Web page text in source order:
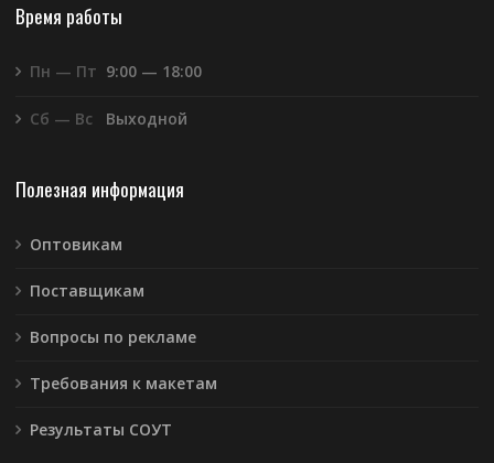
Время работы
Пн — Пт 9:00 — 18:00
Сб — Вс Выходной
Полезная информация
Оптовикам
Поставщикам
Вопросы по рекламе
Требования к макетам
Результаты СОУТ